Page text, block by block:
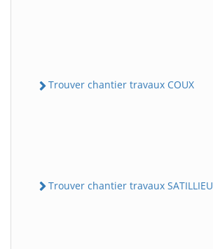
Trouver chantier travaux COUX
Trouver chantier travaux SATILLIEU